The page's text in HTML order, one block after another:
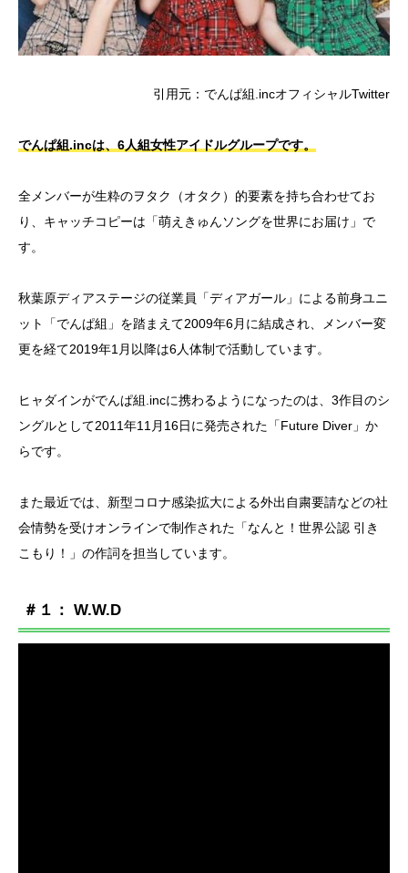
引用元：でんぱ組.incオフィシャルTwitter
でんぱ組.incは、6人組女性アイドルグループです。
全メンバーが生粋のヲタク（オタク）的要素を持ち合わせてお
り、キャッチコピーは「萌えきゅんソングを世界にお届け」で
す。
秋葉原ディアステージの従業員「ディアガール」による前身ユニ
ット「でんぱ組」を踏まえて2009年6月に結成され、メンバー変
更を経て2019年1月以降は6人体制で活動しています。
ヒャダインがでんぱ組.incに携わるようになったのは、3作目のシ
ングルとして2011年11月16日に発売された「Future Diver」か
らです。
また最近では、新型コロナ感染拡大による外出自粛要請などの社
会情勢を受けオンラインで制作された「なんと！世界公認 引き
こもり！」の作詞を担当しています。
＃１： W.W.D